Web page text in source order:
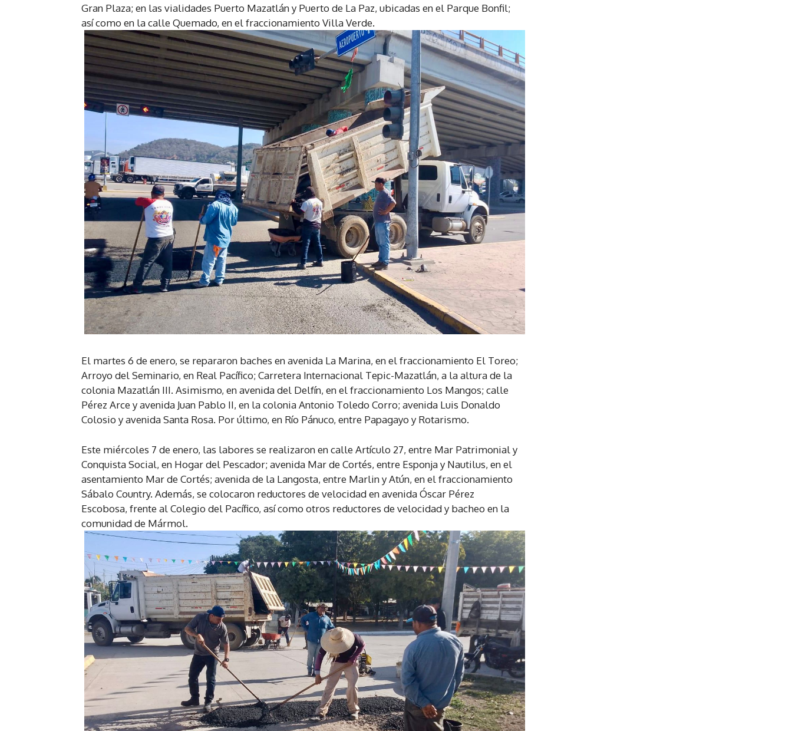
Gran Plaza; en las vialidades Puerto Mazatlán y Puerto de La Paz, ubicadas en el Parque Bonfil;
así como en la calle Quemado, en el fraccionamiento Villa Verde.
El martes 6 de enero, se repararon baches en avenida La Marina, en el fraccionamiento El Toreo;
Arroyo del Seminario, en Real Pacífico; Carretera Internacional Tepic-Mazatlán, a la altura de la
colonia Mazatlán III. Asimismo, en avenida del Delfín, en el fraccionamiento Los Mangos; calle
Pérez Arce y avenida Juan Pablo II, en la colonia Antonio Toledo Corro; avenida Luis Donaldo
Colosio y avenida Santa Rosa. Por último, en Río Pánuco, entre Papagayo y Rotarismo.
Este miércoles 7 de enero, las labores se realizaron en calle Artículo 27, entre Mar Patrimonial y
Conquista Social, en Hogar del Pescador; avenida Mar de Cortés, entre Esponja y Nautilus, en el
asentamiento Mar de Cortés; avenida de la Langosta, entre Marlin y Atún, en el fraccionamiento
Sábalo Country. Además, se colocaron reductores de velocidad en avenida Óscar Pérez
Escobosa, frente al Colegio del Pacífico, así como otros reductores de velocidad y bacheo en la
comunidad de Mármol.